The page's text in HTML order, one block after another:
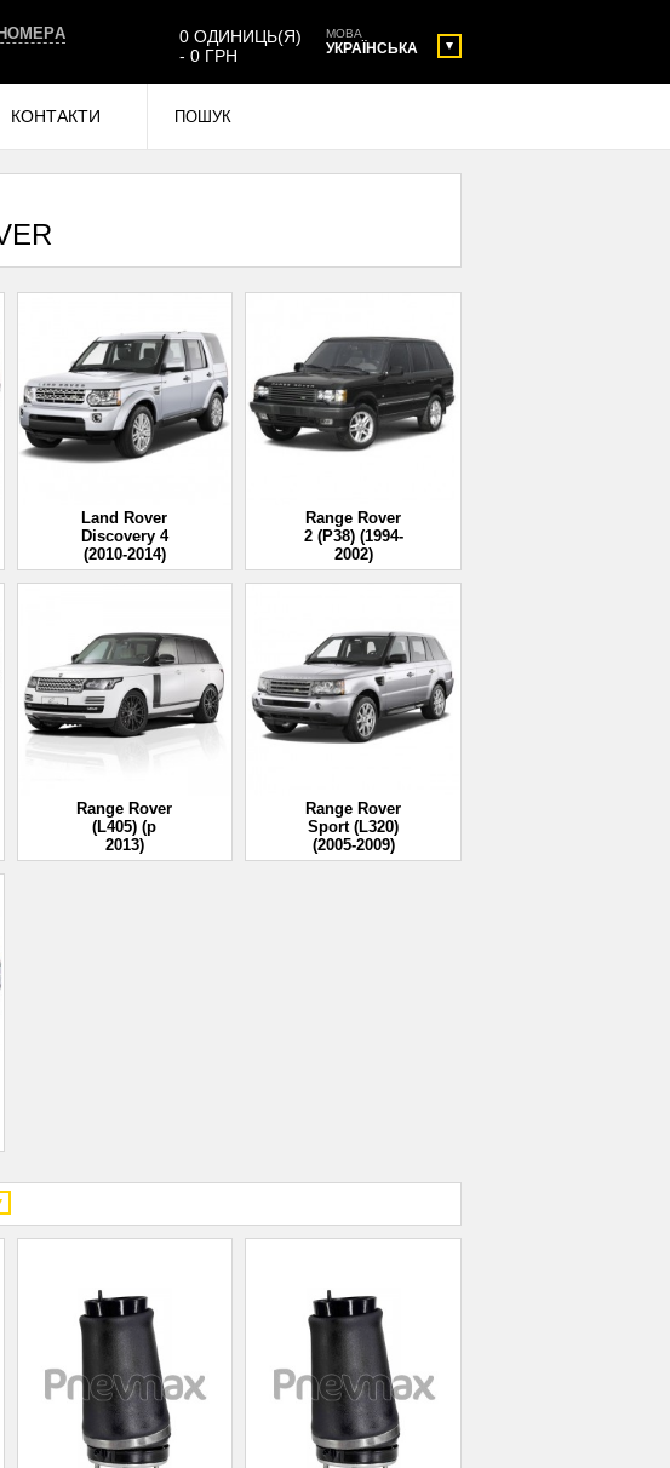
0 ОДИНИЦЬ(Я)
- 0 ГРН
МОВА
УКРАЇНСЬКА
КОНТАКТИ
Land Rover
Discovery 4
(2010-2014)
Range Rover
2 (P38) (1994-
2002)
Range Rover
(L405) (p
2013)
Range Rover
Sport (L320)
(2005-2009)